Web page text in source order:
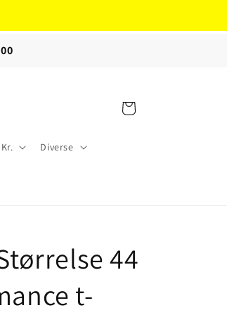
Diverse
Indkøbskurv
44
t-